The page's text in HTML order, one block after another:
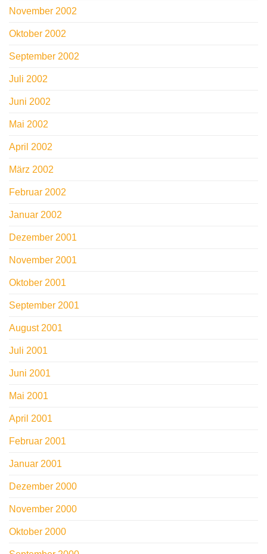
November 2002
Oktober 2002
September 2002
Juli 2002
Juni 2002
Mai 2002
April 2002
März 2002
Februar 2002
Januar 2002
Dezember 2001
November 2001
Oktober 2001
September 2001
August 2001
Juli 2001
Juni 2001
Mai 2001
April 2001
Februar 2001
Januar 2001
Dezember 2000
November 2000
Oktober 2000